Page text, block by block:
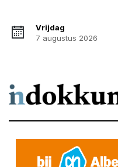
Vrijdag
7 augustus 2026